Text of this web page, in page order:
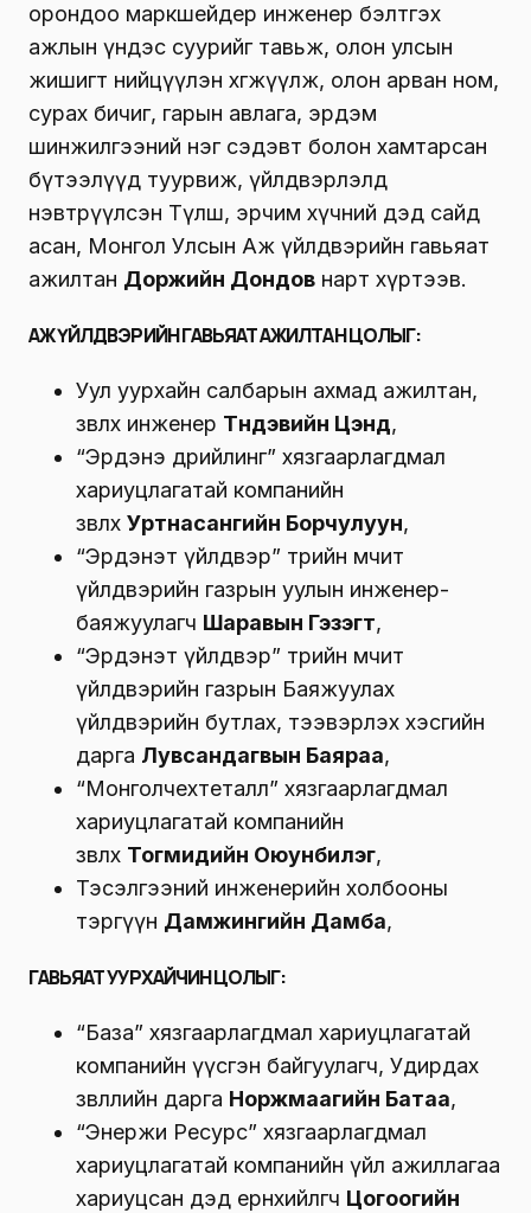
орондоо маркшейдер инженер бэлтгэх
ажлын үндэс суурийг тавьж, олон улсын
жишигт нийцүүлэн хөгжүүлж, олон арван ном,
сурах бичиг, гарын авлага, эрдэм
шинжилгээний нэг сэдэвт болон хамтарсан
бүтээлүүд туурвиж, үйлдвэрлэлд
нэвтрүүлсэн Түлш, эрчим хүчний дэд сайд
асан, Монгол Улсын Аж үйлдвэрийн гавьяат
ажилтан Доржийн Дондов нарт хүртээв.
АЖ ҮЙЛДВЭРИЙН ГАВЬЯАТ АЖИЛТАН ЦОЛЫГ:
Уул уурхайн салбарын ахмад ажилтан,
зөвлөх инженер Түндэвийн Цэнд,
“Эрдэнэ дрийлинг” хязгаарлагдмал
хариуцлагатай компанийн
зөвлөх Уртнасангийн Борчулуун,
“Эрдэнэт үйлдвэр” төрийн өмчит
үйлдвэрийн газрын уулын инженер-
баяжуулагч Шаравын Гэзэгт,
“Эрдэнэт үйлдвэр” төрийн өмчит
үйлдвэрийн газрын Баяжуулах
үйлдвэрийн бутлах, тээвэрлэх хэсгийн
дарга Лувсандагвын Баяраа,
“Монголчехтеталл” хязгаарлагдмал
хариуцлагатай компанийн
зөвлөх Тогмидийн Оюунбилэг,
Тэсэлгээний инженерийн холбооны
тэргүүн Дамжингийн Дамба,
ГАВЬЯАТ УУРХАЙЧИН ЦОЛЫГ:
“База” хязгаарлагдмал хариуцлагатай
компанийн үүсгэн байгуулагч, Удирдах
зөвлөлийн дарга Норжмаагийн Батаа,
“Энержи Ресурс” хязгаарлагдмал
хариуцлагатай компанийн үйл ажиллагаа
хариуцсан дэд ерөнхийлөгч Цогоогийн